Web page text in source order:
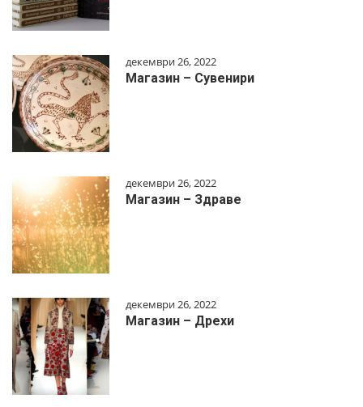
декември 26, 2022
Магазин – Сувенири
декември 26, 2022
Магазин – Здраве
декември 26, 2022
Магазин – Дрехи